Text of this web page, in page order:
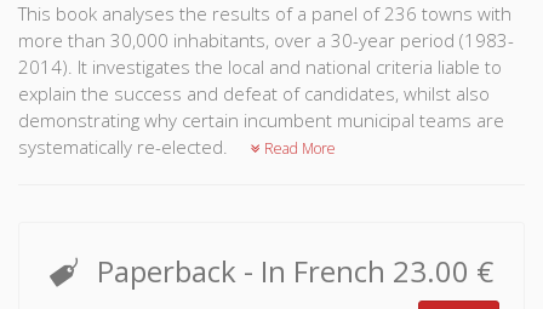
This book analyses the results of a panel of 236 towns with
more than 30,000 inhabitants, over a 30-year period (1983-
2014). It investigates the local and national criteria liable to
explain the success and defeat of candidates, whilst also
demonstrating why certain incumbent municipal teams are
systematically re-elected.
Read More
Paperback - In French 23.00 €